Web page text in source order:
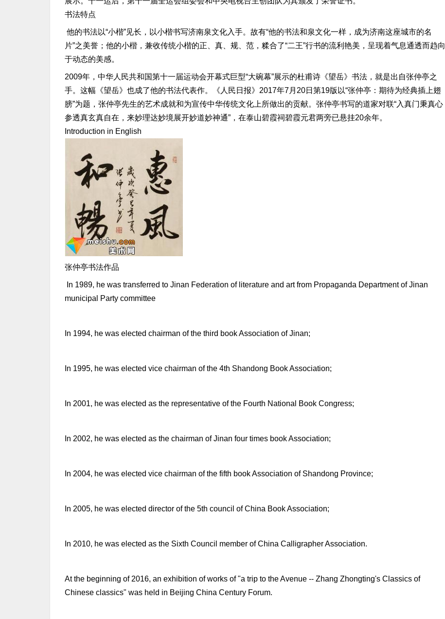
书法特点
他的书法以“小楷”见长，以小楷书写济南泉文化入手。故有“他的书法和泉文化一样，成为济南这座城市的名
片”之美誉；他的小楷，兼收传统小楷的正、真、规、范，糅合了“二王”行书的流利艳美，呈现着气息通透而趋向
于动态的美感。
2009年，中华人民共和国第十一届运动会开幕式巨型“大碗幕”展示的杜甫诗《望岳》书法，就是出自张仲亭之
手。这幅《望岳》也成了他的书法代表作。《人民日报》2017年7月20日第19版以“张仲亭：期待为经典插上翅
膀”为题，张仲亭先生的艺术成就和为宣传中华传统文化上所做出的贡献。张仲亭书写的道家对联“入真门秉真心
参透真玄真自在，来妙理达妙境展开妙道妙神通”，在泰山碧霞祠碧霞元君两旁已悬挂20余年。
Introduction in English
张仲亭书法作品
In 1989, he was transferred to Jinan Federation of literature and art from Propaganda Department of Jinan
municipal Party committee
In 1994, he was elected chairman of the third book Association of Jinan;
In 1995, he was elected vice chairman of the 4th Shandong Book Association;
In 2001, he was elected as the representative of the Fourth National Book Congress;
In 2002, he was elected as the chairman of Jinan four times book Association;
In 2004, he was elected vice chairman of the fifth book Association of Shandong Province;
In 2005, he was elected director of the 5th council of China Book Association;
In 2010, he was elected as the Sixth Council member of China Calligrapher Association.
At the beginning of 2016, an exhibition of works of "a trip to the Avenue -- Zhang Zhongting's Classics of
Chinese classics" was held in Beijing China Century Forum.